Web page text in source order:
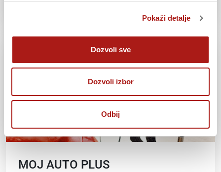
Pokaži detalje
Dozvoli sve
Dozvoli izbor
Odbij
MOJ AUTO PLUS